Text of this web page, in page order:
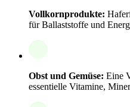
Vollkornprodukte:
für Ballaststoffe und
Obst und Gemüse: Eine
essentielle Vitamine,